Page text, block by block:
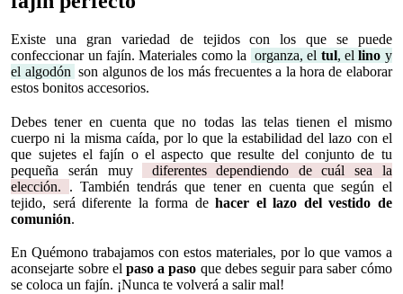
Existe una gran variedad de tejidos con los que se puede
confeccionar un fajín. Materiales como la organza, el tul, ellino y
el algodón son algunos de los más frecuentes a la hora de elaborar
estos bonitos accesorios.
Debes tener en cuenta que no todas las telas tienen el mismo
cuerpo ni la misma caída, por lo que la estabilidad del lazo con el
que sujetes el fajín o el aspecto que resulte del conjunto de tu
pequeña serán muy
diferentes dependiendo de cuál sea la
elección. . También tendrás que tener en cuenta que según el
tejido, será diferente la forma dehacer el lazo del vestido de
comunión.
En Quémono trabajamos con estos materiales, por lo que vamos a
aconsejarte sobre el paso a paso que debes seguir para saber cómo
se coloca un fajín. ¡Nunca te volverá a salir mal!